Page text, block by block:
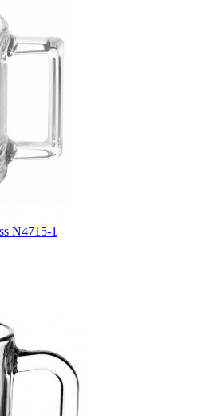
N4715-1